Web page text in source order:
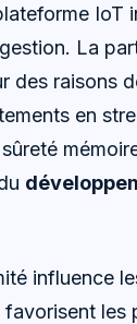
IoT
La
des raisons
en
influence
les